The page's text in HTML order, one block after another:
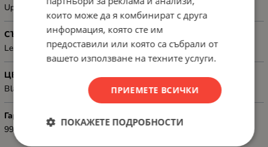
Up to 3 000 pages
СЪВМЕСТИМОСТ
Lexmark B2236dw, MB2236adw
ЦВЯТ
Black
Гаранция
99
които може да я комбинират с друга
информация, която сте им
предоставили или която са събрали от
вашето използване на техните услуги.
ПРИЕМЕТЕ ВСИЧКИ
ПОКАЖЕТЕ ПОДРОБНОСТИ